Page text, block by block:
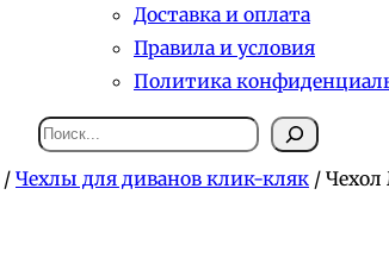
Доставка и оплата
Правила и условия
Политика
Поиск
/ Чехлы для диванов клик-кляк / Чехол